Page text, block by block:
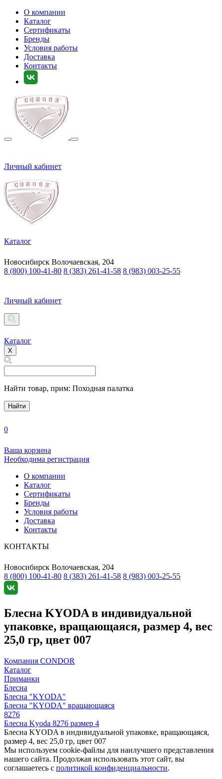
О компании
Каталог
Сертификаты
Бренды
Условия работы
Доставка
Контакты
Личный кабинет
Каталог
Новосибирск Волочаевская, 204
8 (800) 100-41-80 8 (383) 261-41-58 8 (983) 003-25-55
Личный кабинет
Каталог
X
Найти товар, прим: Походная палатка
Найти
0
Ваша корзина
Необходима регистрация
О компании
Каталог
Сертификаты
Бренды
Условия работы
Доставка
Контакты
КОНТАКТЫ
Новосибирск Волочаевская, 204
8 (800) 100-41-80 8 (383) 261-41-58 8 (983) 003-25-55
Блесна KYODA в индивидуальной
упаковке, вращающаяся, размер 4, вес
25,0 гр, цвет 007
Компания CONDOR
Каталог
Приманки
Блесна
Блесна "KYODA"
Блесна "KYODA" вращающаяся
8276
Блесна Kyoda 8276 размер 4
Блесна KYODA в индивидуальной упаковке, вращающаяся,
размер 4, вес 25,0 гр, цвет 007
Мы используем cookie-файлы для наилучшего представления
нашего сайта. Продолжая использовать этот сайт, вы
соглашаетесь c политикой конфиденциальности.